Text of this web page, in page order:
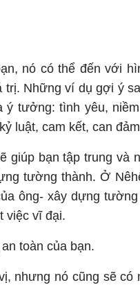
nó có thể đến với
trị. Những ví dụ gợi ý
ý tưởng: tình yêu,
luật, cam kết, can
giúp bạn tập trung và
tường thành. Ở
ông- xây dựng
việc vĩ đại.
toàn của bạn.
nhưng nó cũng sẽ